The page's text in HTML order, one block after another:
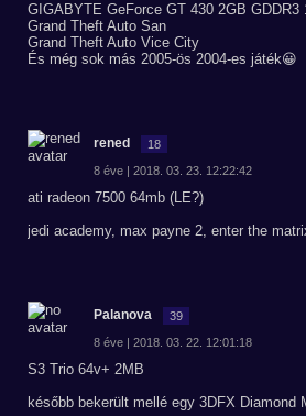
GIGABYTE GeForce GT 430 2GB GDDR3
Grand Theft Auto San
Grand Theft Auto Vice City
És még sok más 2005-ös 2004-es játék😀
rened 18
8 éve | 2018. 03. 23. 12:22:42
ati radeon 7500 64mb (LE?)
jedi academy, max payne 2, enter the
Palanova 39
8 éve | 2018. 03. 22. 12:01:18
S3 Trio 64v+ 2MB
később bekerült mellé egy 3DFX Diamond